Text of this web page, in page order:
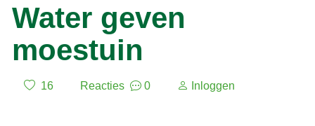
Water geven
moestuin
16 Reacties 0 Inloggen